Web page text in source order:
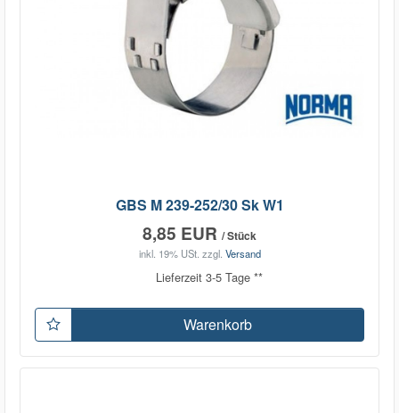
GBS M 239-252/30 Sk W1
8,85 EUR / Stück
inkl. 19% USt. zzgl. Versand
Lieferzeit 3-5 Tage **
Warenkorb